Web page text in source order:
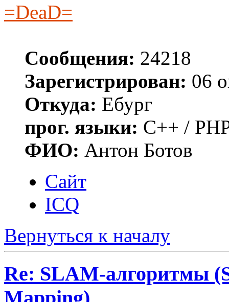
=DeaD=
Сообщения: 24218
Зарегистрирован: 06
Откуда: Ебург
прог. языки: C++ /
ФИО: Антон Ботов
Сайт
ICQ
Вернуться к началу
Re: SLAM-алгоритмы